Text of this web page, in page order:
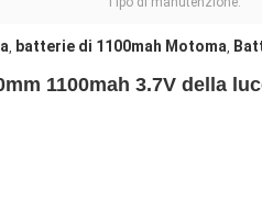
, batterie di 1100mah Motoma,
1100mah 3.7V della